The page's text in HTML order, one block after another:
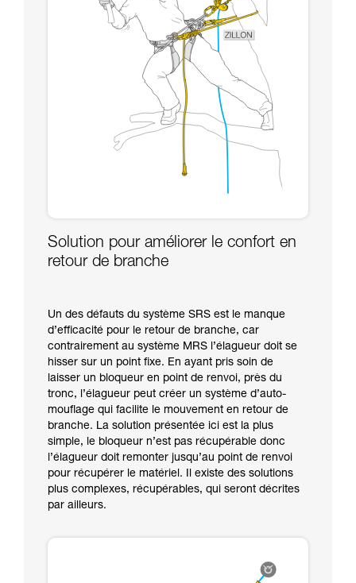
Solution pour améliorer le confort en
retour de branche
Un des défauts du système SRS est le manque
d’efficacité pour le retour de branche, car
contrairement au système MRS l’élagueur doit se
hisser sur un point fixe. En ayant pris soin de
laisser un bloqueur en point de renvoi, près du
tronc, l’élagueur peut créer un système d’auto-
mouflage qui facilite le mouvement en retour de
branche. La solution présentée ici est la plus
simple, le bloqueur n’est pas récupérable donc
l’élagueur doit remonter jusqu’au point de renvoi
pour récupérer le matériel. Il existe des solutions
plus complexes, récupérables, qui seront décrites
par ailleurs.